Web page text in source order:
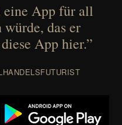
eine App für all
würde, das er
App hier.”